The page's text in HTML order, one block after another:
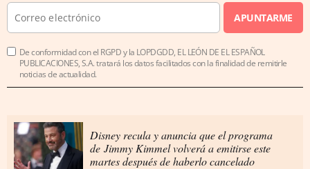
APUNTARME
De conformidad con el RGPD y la LOPDGDD, EL LEÓN DE EL ESPAÑOL
PUBLICACIONES, S.A. tratará los datos facilitados con la finalidad de remitirle
noticias de actualidad.
Disney recula y anuncia que el programa
de Jimmy Kimmel volverá a emitirse este
martes después de haberlo cancelado